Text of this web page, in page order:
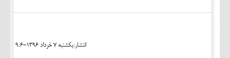
انتشار:يکشنبه 7 خرداد 1396-9:6